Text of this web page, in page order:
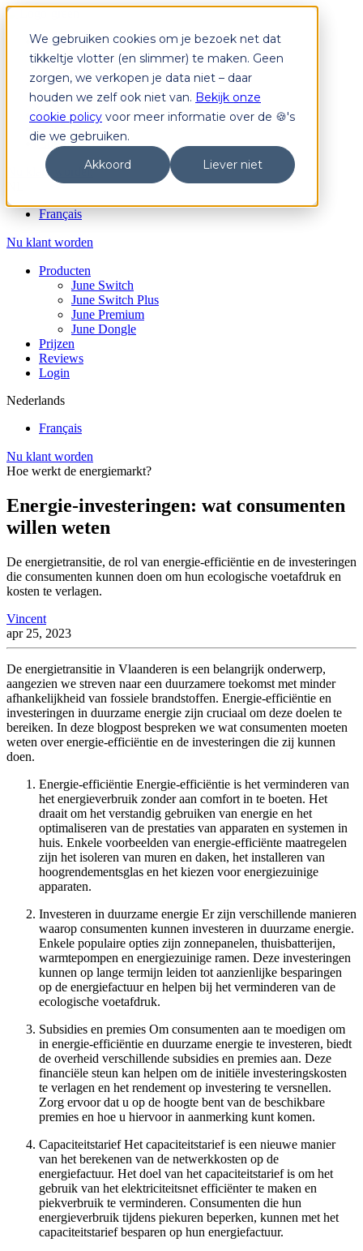
We gebruiken cookies om je bezoek net dat
tikkeltje vlotter (en slimmer) te maken. Geen
zorgen, we verkopen je data niet – daar
houden we zelf ook niet van. Bekijk onze
cookie policy voor meer informatie over de 🍪's
die we gebruiken.
Akkoord
Liever niet
Producten
June Switch
June Switch Plus
June Premium
June Dongle
Prijzen
Login
Nu klant worden
Français
Nu klant worden
Producten
June Switch
June Switch Plus
June Premium
June Dongle
Prijzen
Reviews
Login
Nederlands
Français
Nu klant worden
Hoe werkt de energiemarkt?
Energie-investeringen: wat consumenten
willen weten
De energietransitie, de rol van energie-efficiëntie en de investeringen
die consumenten kunnen doen om hun ecologische voetafdruk en
kosten te verlagen.
Vincent
apr 25, 2023
De energietransitie in Vlaanderen is een belangrijk onderwerp,
aangezien we streven naar een duurzamere toekomst met minder
afhankelijkheid van fossiele brandstoffen. Energie-efficiëntie en
investeringen in duurzame energie zijn cruciaal om deze doelen te
bereiken. In deze blogpost bespreken we wat consumenten moeten
weten over energie-efficiëntie en de investeringen die zij kunnen
doen.
Energie-efficiëntie Energie-efficiëntie is het verminderen van
het energieverbruik zonder aan comfort in te boeten. Het
draait om het verstandig gebruiken van energie en het
optimaliseren van de prestaties van apparaten en systemen in
huis. Enkele voorbeelden van energie-efficiënte maatregelen
zijn het isoleren van muren en daken, het installeren van
hoogrendementsglas en het kiezen voor energiezuinige
apparaten.
Investeren in duurzame energie Er zijn verschillende manieren
waarop consumenten kunnen investeren in duurzame energie.
Enkele populaire opties zijn zonnepanelen, thuisbatterijen,
warmtepompen en energiezuinige ramen. Deze investeringen
kunnen op lange termijn leiden tot aanzienlijke besparingen
op de energiefactuur en helpen bij het verminderen van de
ecologische voetafdruk.
Subsidies en premies Om consumenten aan te moedigen om
in energie-efficiëntie en duurzame energie te investeren, biedt
de overheid verschillende subsidies en premies aan. Deze
financiële steun kan helpen om de initiële investeringskosten
te verlagen en het rendement op investering te versnellen.
Zorg ervoor dat u op de hoogte bent van de beschikbare
premies en hoe u hiervoor in aanmerking kunt komen.
Capaciteitstarief Het capaciteitstarief is een nieuwe manier
van het berekenen van de netwerkkosten op de
energiefactuur. Het doel van het capaciteitstarief is om het
gebruik van het elektriciteitsnet efficiënter te maken en
piekverbruik te verminderen. Consumenten die hun
energieverbruik tijdens piekuren beperken, kunnen met het
capaciteitstarief besparen op hun energiefactuur.